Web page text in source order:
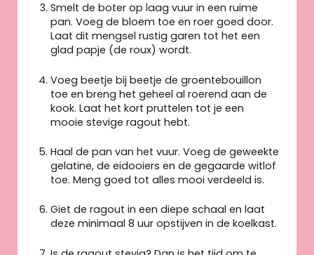
Smelt de boter op laag vuur in een ruime
pan. Voeg de bloem toe en roer goed door.
Laat dit mengsel rustig garen tot het een
glad papje (de roux) wordt.
Voeg beetje bij beetje de groentebouillon
toe en breng het geheel al roerend aan de
kook. Laat het kort pruttelen tot je een
mooie stevige ragout hebt.
Haal de pan van het vuur. Voeg de geweekte
gelatine, de eidooiers en de gegaarde witlof
toe. Meng goed tot alles mooi verdeeld is.
Giet de ragout in een diepe schaal en laat
deze minimaal 8 uur opstijven in de koelkast.